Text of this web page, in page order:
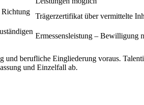
Richtung
Trägerzertifikat über vermittelte
Ermessensleistung – Bewilligung
berufliche Eingliederung voraus.
und Einzelfall ab.